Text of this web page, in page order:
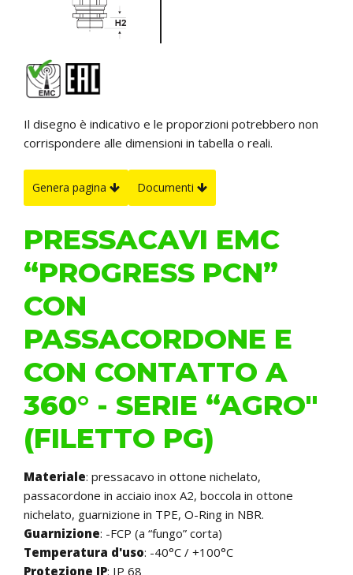
Il disegno è indicativo e le proporzioni potrebbero non
corrispondere alle dimensioni in tabella o reali.
Genera pagina Documenti
PRESSACAVI EMC
“PROGRESS PCN”
CON
PASSACORDONE E
CON CONTATTO A
360° - SERIE “AGRO"
(FILETTO PG)
Materiale: pressacavo in ottone nichelato,
passacordone in acciaio inox A2, boccola in ottone
nichelato, guarnizione in TPE, O-Ring in NBR.
Guarnizione: -FCP (a “fungo” corta)
Temperatura d'uso: -40°C / +100°C
Protezione IP: IP 68